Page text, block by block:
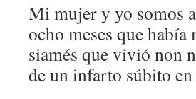
Mi mujer y yo somos
ocho meses que
siamés que vivió non
de un infarto súbito